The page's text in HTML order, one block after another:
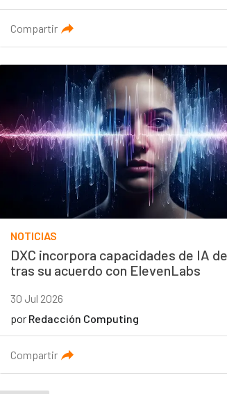
Compartir
NOTICIAS
DXC incorpora capacidades de IA
tras su acuerdo con ElevenLabs
30 Jul 2026
por Redacción Computing
Compartir